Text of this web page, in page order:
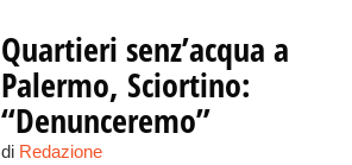
Quartieri senz’acqua a
Palermo, Sciortino:
“Denunceremo”
di Redazione